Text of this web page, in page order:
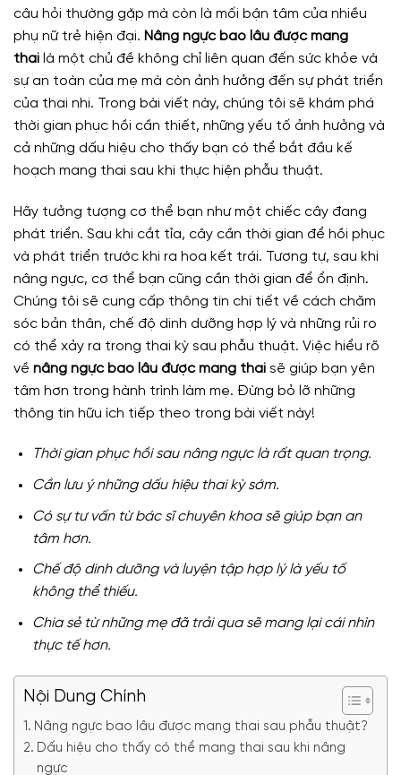
câu hỏi thường gặp mà còn là mối bận tâm của nhiều
phụ nữ trẻ hiện đại. Nâng ngực bao lâu được mang
thai là một chủ đề không chỉ liên quan đến sức khỏe và
sự an toàn của mẹ mà còn ảnh hưởng đến sự phát triển
của thai nhi. Trong bài viết này, chúng tôi sẽ khám phá
thời gian phục hồi cần thiết, những yếu tố ảnh hưởng và
cả những dấu hiệu cho thấy bạn có thể bắt đầu kế
hoạch mang thai sau khi thực hiện phẫu thuật.
Hãy tưởng tượng cơ thể bạn như một chiếc cây đang
phát triển. Sau khi cắt tỉa, cây cần thời gian để hồi phục
và phát triển trước khi ra hoa kết trái. Tương tự, sau khi
nâng ngực, cơ thể bạn cũng cần thời gian để ổn định.
Chúng tôi sẽ cung cấp thông tin chi tiết về cách chăm
sóc bản thân, chế độ dinh dưỡng hợp lý và những rủi ro
có thể xảy ra trong thai kỳ sau phẫu thuật. Việc hiểu rõ
về nâng ngực bao lâu được mang thai sẽ giúp bạn yên
tâm hơn trong hành trình làm mẹ. Đừng bỏ lỡ những
thông tin hữu ích tiếp theo trong bài viết này!
Thời gian phục hồi sau nâng ngực là rất quan trọng.
Cần lưu ý những dấu hiệu thai kỳ sớm.
Có sự tư vấn từ bác sĩ chuyên khoa sẽ giúp bạn an
tâm hơn.
Chế độ dinh dưỡng và luyện tập hợp lý là yếu tố
không thể thiếu.
Chia sẻ từ những mẹ đã trải qua sẽ mang lại cái nhìn
thực tế hơn.
Nội Dung Chính
Nâng ngực bao lâu được mang thai sau phẫu thuật?
Dấu hiệu cho thấy có thể mang thai sau khi nâng
ngực